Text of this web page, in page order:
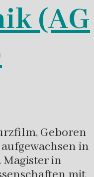
(AG
Geboren
in
in